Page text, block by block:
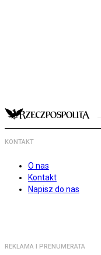
KONTAKT
O nas
Kontakt
Napisz do nas
REKLAMA I PRENUMERATA